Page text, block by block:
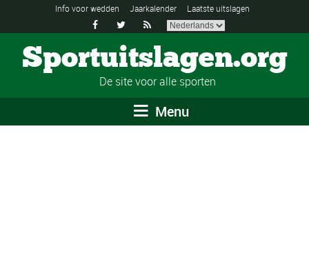
Info voor wedden Jaarkalender Laatste uitslagen
  
Sportuitslagen.org
De site voor alle sporten
Menu